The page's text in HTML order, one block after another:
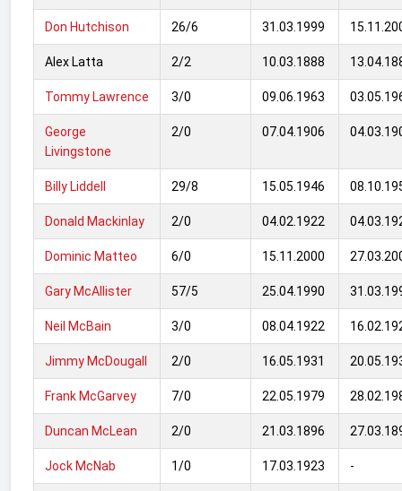
Don Hutchison 26/6 31.03.1999
Alex Latta 2/2 10.03.1888
Tommy Lawrence 3/0 09.06.1963
George
Livingstone
2/0 07.04.1906
Billy Liddell 29/8 15.05.1946
Donald Mackinlay 2/0 04.02.1922
Dominic Matteo 6/0 15.11.2000
Gary McAllister 57/5 25.04.1990
Neil McBain 3/0 08.04.1922
Jimmy McDougall 2/0 16.05.1931
Frank McGarvey 7/0 22.05.1979
Duncan McLean 2/0 21.03.1896
Jock McNab 1/0 17.03.1923 -